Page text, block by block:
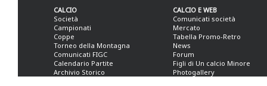
CALCIO
Società
Campionati
Coppe
Torneo della Montagna
Comunicati FIGC
Calendario Partite
Archivio Storico
CALCIO E WEB
Comunicati società
Mercato
Tabella Promo-Retro
News
Forum
Figli di Un calcio Minore
Photogallery